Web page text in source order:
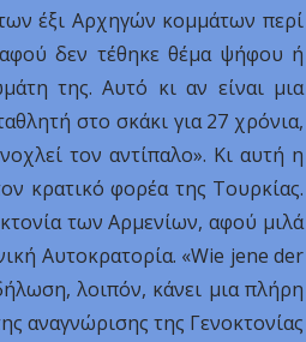
έξι Αρχηγών κομμάτων περί
δεν τέθηκε θέμα ψήφου ή
της. Αυτό κι αν είναι μια
στο σκάκι για 27 χρόνια,
τον αντίπαλο». Κι αυτή η
κρατικό φορέα της Τουρκίας.
των Αρμενίων, αφού μιλά
Αυτοκρατορία. «Wie jene der
λοιπόν, κάνει μια πλήρη
αναγνώρισης της Γενοκτονίας